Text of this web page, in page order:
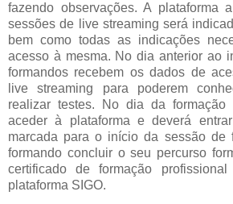
fazendo observações. A plataforma
sessões de live streaming será
bem como todas as indicações
acesso à mesma. No dia anterior ao
formandos recebem os dados de
live streaming para poderem
realizar testes. No dia da
aceder à plataforma e deverá
marcada para o início da sessão de
formando concluir o seu percurso
certificado de formação
plataforma SIGO.